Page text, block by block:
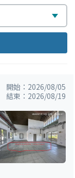
開始：2026/08/05
結束：2026/08/19